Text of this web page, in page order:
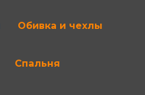
Обивка и чехлы
Спальня